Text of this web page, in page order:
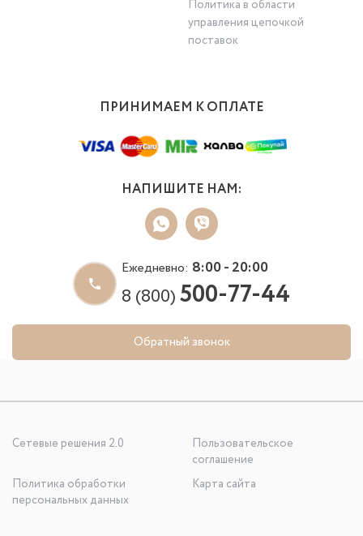
Политика в области
управления цепочкой
поставок
ПРИНИМАЕМ К ОПЛАТЕ
НАПИШИТЕ НАМ:
Ежедневно: 8:00 - 20:00
8 (800)500-77-44
Обратный звонок
Сетевые решения 2.0
Пользовательское
соглашение
Политика обработки
персональных данных
Карта сайта